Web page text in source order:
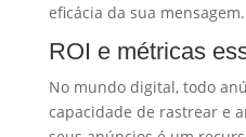
eficácia da sua mensagem.
ROI e métricas
No mundo digital, todo
capacidade de rastrear e